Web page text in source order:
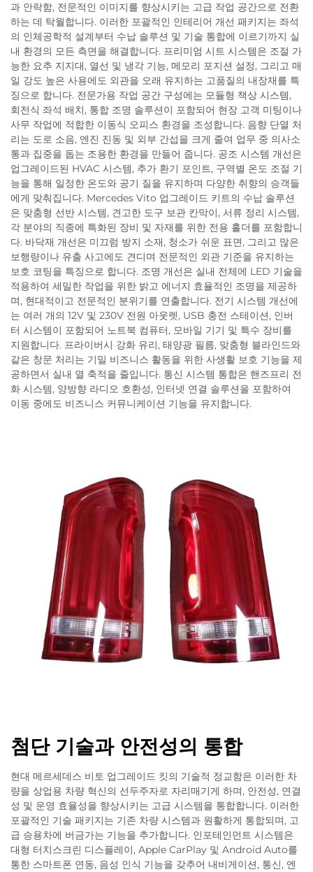
과 안락함, 전문적인 이미지를 향상시키는 고급 작업 공간으로 전환
하는 데 탁월합니다. 이러한 포괄적인 인테리어 개선 패키지는 좌석
의 인체공학적 설계부터 수납 솔루션 및 기술 통합에 이르기까지 실
내 환경의 모든 측면을 해결합니다. 프리미엄 시트 시스템은 조절 가
능한 요추 지지대, 열선 및 냉각 기능, 메모리 포지션 설정, 그리고 매
일 강도 높은 사용에도 외관을 오래 유지하는 고품질의 내장재를 특
징으로 합니다. 전문가용 작업 공간 구성에는 모듈형 책상 시스템,
회전식 좌석 배치, 통합 조명 솔루션이 포함되어 현장 고객 미팅이나
사무 작업에 적합한 이동식 오피스 환경을 조성합니다. 음향 단열 처
리는 도로 소음, 엔진 진동 및 외부 간섭을 크게 줄여 업무 중 의사소
통과 집중을 돕는 조용한 환경을 만들어 줍니다. 공조 시스템 개선은
업그레이드된 HVAC 시스템, 추가 환기 포인트, 구역별 온도 조절 기
능을 통해 일정한 온도와 공기 질을 유지하며 다양한 취향의 승객들
에게 맞춰집니다. Mercedes Vito 업그레이드 키트의 수납 솔루션
은 맞춤형 선반 시스템, 견고한 도구 보관 칸막이, 서류 정리 시스템,
각 분야의 직종에 특화된 장비 및 자재를 위한 전용 홀더를 포함합니
다. 바닥재 개선은 미끄럼 방지 소재, 청소가 쉬운 표면, 그리고 많은
보행량이나 유출 사고에도 견디며 전문적인 외관 기준을 유지하는
보호 코팅을 특징으로 합니다. 조명 개선은 실내 전체에 LED 기술을
적용하여 세밀한 작업을 위한 밝고 에너지 효율적인 조명을 제공하
며, 현대적이고 전문적인 분위기를 연출합니다. 전기 시스템 개선에
는 여러 개의 12V 및 230V 전원 아웃렛, USB 충전 스테이션, 인버
터 시스템이 포함되어 노트북 컴퓨터, 모바일 기기 및 특수 장비를
지원합니다. 프라이버시 강화 유리, 태양광 필름, 맞춤형 블라인드와
같은 창문 처리는 기밀 비즈니스 활동을 위한 사생활 보호 기능을 제
공하면서 실내 열 축적을 줄입니다. 통신 시스템 통합은 핸즈프리 전
화 시스템, 양방향 라디오 호환성, 인터넷 연결 솔루션을 포함하여
이동 중에도 비즈니스 커뮤니케이션 기능을 유지합니다.
첨단 기술과 안전성의 통합
현대 메르세데스 비토 업그레이드 킷의 기술적 정교함은 이러한 차
량을 상업용 차량 혁신의 선두주자로 자리매기게 하며, 안전성, 연결
성 및 운영 효율성을 향상시키는 고급 시스템을 통합합니다. 이러한
포괄적인 기술 패키지는 기존 차량 시스템과 원활하게 통합되며, 고
급 승용차에 버금가는 기능을 추가합니다. 인포테인먼트 시스템은
대형 터치스크린 디스플레이, Apple CarPlay 및 Android Auto를
통한 스마트폰 연동, 음성 인식 기능을 갖추어 내비게이션, 통신, 엔